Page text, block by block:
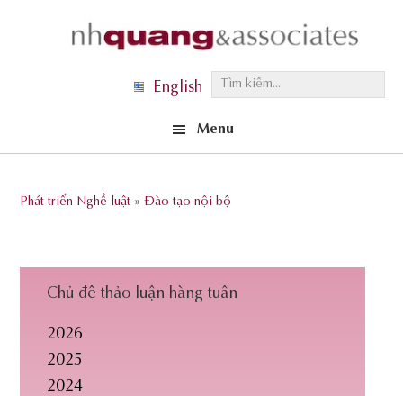
m
.
.
English
Menu
Phát triển Nghề luật »Đào tạo nội bộ
Chủ đề thảo luận hàng tuần
2026
2025
2024